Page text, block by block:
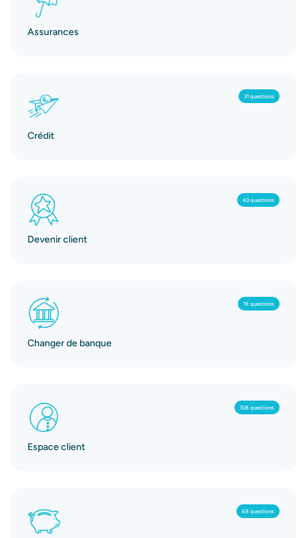
Assurances
31 questions
Crédit
43 questions
Devenir client
19 questions
Changer de banque
108 questions
Espace client
68 questions